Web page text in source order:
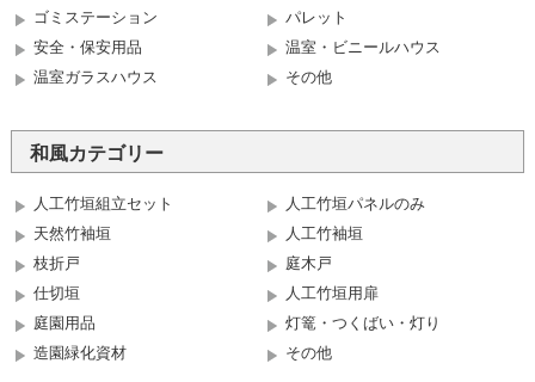
ゴミステーション
パレット
安全・保安用品
温室・ビニールハウス
温室ガラスハウス
その他
和風カテゴリー
人工竹垣組立セット
人工竹垣パネルのみ
天然竹袖垣
人工竹袖垣
枝折戸
庭木戸
仕切垣
人工竹垣用扉
庭園用品
灯篭・つくばい・灯り
造園緑化資材
その他